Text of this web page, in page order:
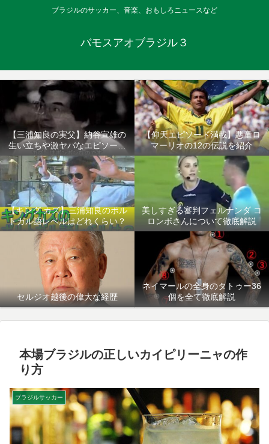
ブラジルのサッカー、音楽、おもしろニュースなど
バモスアオブラジル３
【三浦知良の実父】納谷宣雄の
生い立ちや激ヤバなエピソード
について
【仰天エピソード満載】悪童ロ
マーリオの12の伝説を紹介
【キング カズ】三浦知良のポル
トガル語レベルはどれくらい？
美しすぎる審判フェルナンダ コ
ロンボさんについて徹底解説
セルジオ越後の偉大な経歴
ネイマールの全身のタトゥー36
個を全て徹底解説
本場ブラジルの正しいカイピリーニャの作
り方
ブラジルサッカー